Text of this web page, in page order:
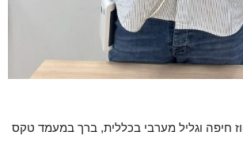
חיפה וגליל מערבי בכללית, ברך במעמד טקס